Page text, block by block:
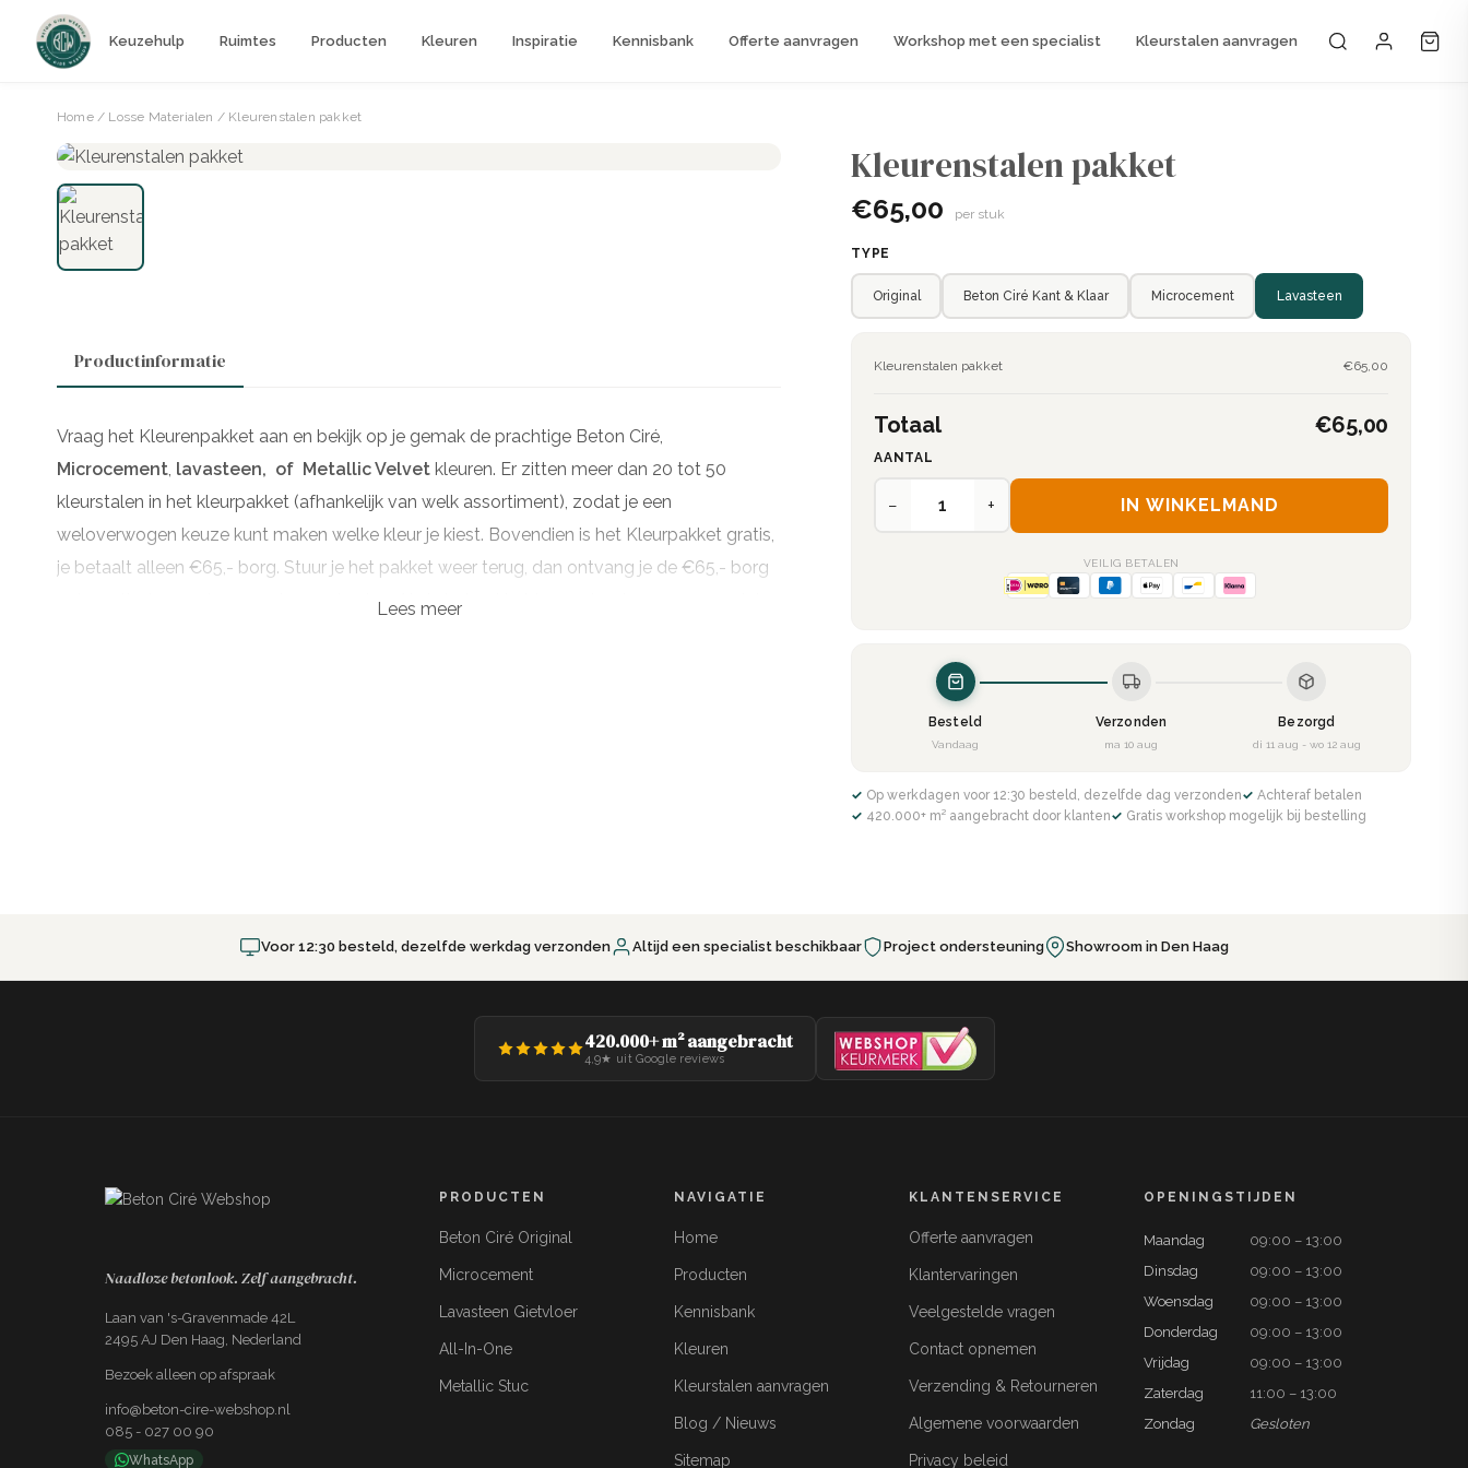
Keuzehulp Ruimtes Producten Kleuren Inspiratie Kennisbank Offerte aanvragen Workshop met een specialist Kleurstalen aanvragen
Mijn
Home/ Losse Materialen / Kleurenstalen pakket
Productinformatie
Vraag het Kleurenpakket aan en bekijk op je gemak de prachtige Beton Ciré,
Microcement, lavasteen, of Metallic Velvet kleuren. Er zitten meer dan 20 tot 50
kleurstalen in het kleurpakket (afhankelijk van welk assortiment), zodat je een
weloverwogen keuze kunt maken welke kleur je kiest. Bovendien is het Kleurpakket gratis,
je betaalt alleen €65,- borg. Stuur je het pakket weer terug, dan ontvang je de €65,- borg
automatisch weer terug op jouw rekening. Als je het pakket terug stuurt, zorg ervoor dat
Lees meer
Kleurenstalen pakket
€65,00 per stuk
TYPE
Original Beton Ciré Kant & Klaar Microcement Lavasteen
Kleurenstalen pakket €65,00
Totaal €65,00
AANTAL
− + IN WINKELMAND
VEILIG BETALEN
Besteld
Vandaag
Verzonden
ma 10 aug
Bezorgd
di 11 aug - wo 12 aug
✓ Op werkdagen voor 12:30 besteld, dezelfde dag verzonden
✓ Achteraf betalen
✓ 420.000+ m² aangebracht door klanten
✓ Gratis workshop mogelijk bij bestelling
Voor 12:30 besteld, dezelfde werkdag verzonden Altijd een specialist beschikbaar Project ondersteuning Showroom in Den Haag
420.000+ m² aangebracht
4,9★ uit Google reviews
Naadloze betonlook. Zelf aangebracht.
Laan van 's-Gravenmade 42L
2495 AJ Den Haag, Nederland
Bezoek alleen op afspraak
info@beton-cire-webshop.nl
085 - 027 00 90
WhatsApp
PRODUCTEN
Beton Ciré Original
Microcement
Lavasteen Gietvloer
All-In-One
Metallic Stuc
NAVIGATIE
Home
Producten
Kennisbank
Kleuren
Kleurstalen aanvragen
Blog / Nieuws
Sitemap
KLANTENSERVICE
Offerte aanvragen
Klantervaringen
Veelgestelde vragen
Contact opnemen
Verzending & Retourneren
Algemene voorwaarden
Privacy beleid
OPENINGSTIJDEN
Maandag
09:00 – 13:00
Dinsdag
09:00 – 13:00
Woensdag
09:00 – 13:00
Donderdag
09:00 – 13:00
Vrijdag
09:00 – 13:00
Zaterdag
11:00 – 13:00
Zondag
Gesloten